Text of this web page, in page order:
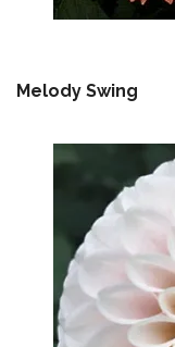
Melody Swing